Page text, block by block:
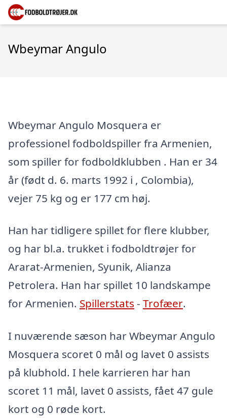
Wbeymar Angulo
Wbeymar Angulo Mosquera er
professionel fodboldspiller fra Armenien,
som spiller for fodboldklubben . Han er 34
år (født d. 6. marts 1992 i , Colombia),
vejer 75 kg og er 177 cm høj.
Han har tidligere spillet for flere klubber,
og har bl.a. trukket i fodboldtrøjer for
Ararat-Armenien, Syunik, Alianza
Petrolera. Han har spillet 10 landskampe
for Armenien. Spillerstats - Trofæer.
I nuværende sæson har Wbeymar Angulo
Mosquera scoret 0 mål og lavet 0 assists
på klubhold. I hele karrieren har han
scoret 11 mål, lavet 0 assists, fået 47 gule
kort og 0 røde kort.